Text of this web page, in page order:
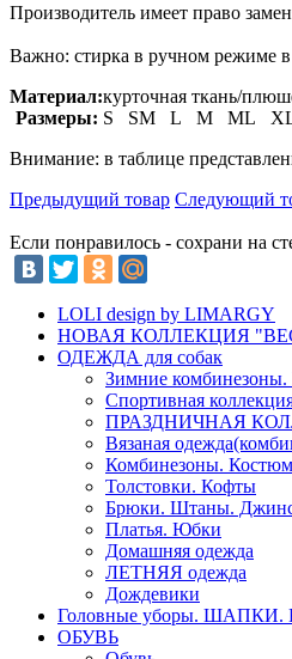
Производитель имеет право
Важно: стирка в ручном режиме
Материал:курточная ткань/
Размеры: S SM L M ML
Внимание: в таблице
Предыдущий товар Следующий
Если понравилось - сохрани на
LOLI design by LIMARGY
НОВАЯ КОЛЛЕКЦИЯ
ОДЕЖДА для собак
Зимние
Спортивная
ПРАЗДНИЧНАЯ
Вязаная
Комбинезоны.
Толстовки. Кофты
Брюки. Штаны.
Платья. Юбки
Домашняя одежда
ЛЕТНЯЯ одежда
Дождевики
Головные уборы.
ОБУВЬ